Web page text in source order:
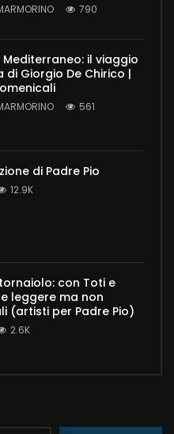
790
il viaggio
di Giorgio De Chirico |
561
di Padre Pio
12.9K
con Toti e
leggere ma non
(artisti per Padre Pio)
2.6K